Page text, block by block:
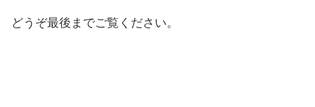
どうぞ最後までご覧ください。